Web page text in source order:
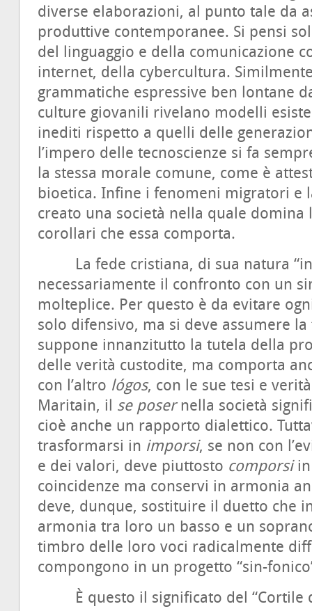
diverse elaborazioni, al punto tale da
produttive contemporanee. Si pensi
del linguaggio e della comunicazione
internet, della cybercultura.
grammatiche espressive ben lontane
culture giovanili rivelano modelli
inediti rispetto a quelli delle
l’impero delle tecnoscienze si fa
la stessa morale comune, come è
bioetica. Infine i fenomeni migratori e
creato una società nella quale
corollari che essa comporta.
La fede cristiana, di sua natura
necessariamente il confronto con un
molteplice. Per questo è da evitare
solo difensivo, ma si deve assumere
suppone innanzitutto la tutela della
delle verità custodite, ma comporta
con l’altro lógos, con le sue tesi e
Maritain, il se posernella società
cioè anche un rapporto dialettico.
trasformarsi in imporsi, se non con
e dei valori, deve piuttosto comporsiin
coincidenze ma conservi in armonia
deve, dunque, sostituire il duetto che
armonia tra loro un basso e un
timbro delle loro voci radicalmente
compongono in un progetto “sin-
È questo il significato del “Cortile